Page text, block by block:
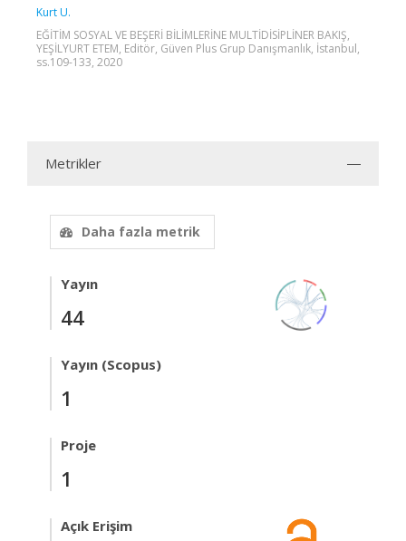
Kurt U.
EĞİTİM SOSYAL VE BEŞERİ BİLİMLERİNE MULTİDİSİPLİNER BAKIŞ,
YEŞİLYURT ETEM, Editör, Güven Plus Grup Danışmanlık, İstanbul,
ss.109-133, 2020
Metrikler
Daha fazla metrik
Yayın
44
Yayın (Scopus)
1
Proje
1
Açık Erişim